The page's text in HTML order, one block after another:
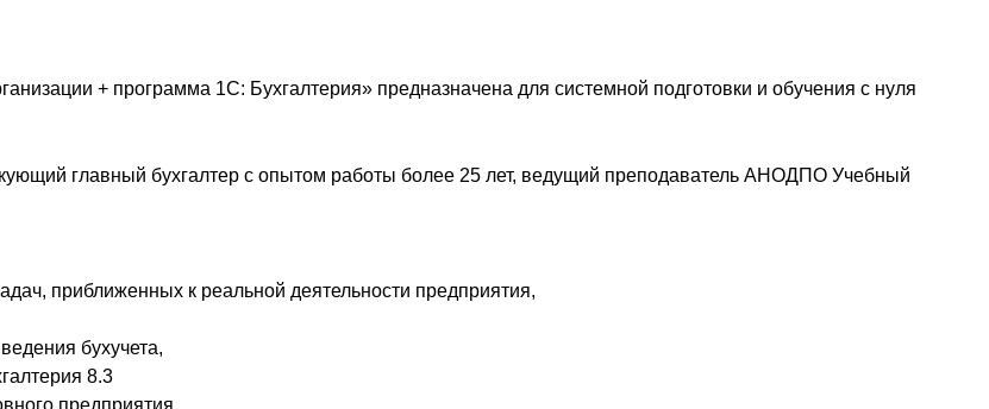
+ программа 1С: Бухгалтерия» предназначена для системной подготовки и обучения с нуля
главный бухгалтер с опытом работы более 25 лет, ведущий преподаватель АНОДПО Учебный
приближенных к реальной деятельности предприятия,
бухучета,
8.3
предприятия.